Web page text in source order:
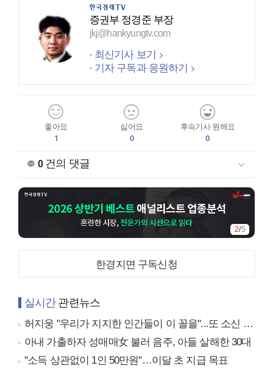
증권부 정경준 부장
jkj@hankyungtv.com
최신기사 보기
기자 구독과 응원하기
좋아요
1
싫어요
0
후속기사 원해요
0
0건의 댓글
2/5
한경지면 구독신청
실시간관련뉴스
허지웅 "우리가 지지한 인간들이 이 꼴을"...또 소신 발언
아내 가출하자 성매매女 불러 음주, 아들 살해한 30대
"소득 상관없이 1인 50만원"…이달 초 지급 목표